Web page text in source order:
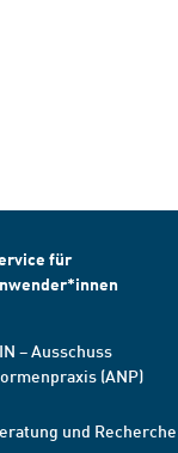
für
– Ausschuss
(ANP)
und Recherche